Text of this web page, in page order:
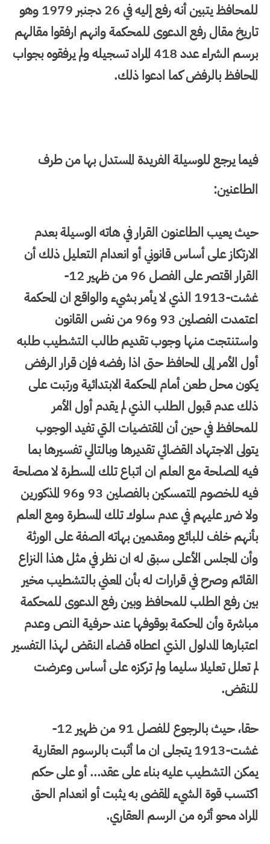
للمحافظ يتبين أنه رفع إليه في 26 دجنبر 1979 وهو
تاريخ مقال رفع الدعوى للمحكمة وانهم ارفقوا مقالهم
برسم الشراء عدد 418 المراد تسجيله ولم يرفقوه بجواب
المحافظ بالرفض كما ادعوا ذلك.
فيما يرجع للوسيلة الفريدة المستدل بها من طرف
الطاعنين:
حيث يعيب الطاعنون القرار في هاته الوسيلة بعدم
الارتكاز على أساس قانوني أو انعدام التعليل ذلك أن
القرار اقتصر على الفصل 96 من ظهير 12-
غشت-1913 الذي لا يأمر بشيء والواقع ان المحكمة
اعتمدت الفصلين 93 و96 من نفس القانون
واستنتجت منها وجوب تقديم طالب التشطيب طلبه
أول الأمر إلى المحافظ حتى اذا رفضه فإن قرار الرفض
يكون محل طعن أمام المحكمة الابتدائية ورتبت على
ذلك عدم قبول الطلب الذي لم يقدم أول الأمر
للمحافظ في حين أن المقتضيات التي تفيد الوجوب
يتولى الاجتهاد القضائي تقديرها وبالتالي تفسيرها بما
فيه المصلحة مع العلم ان اتباع تلك المسطرة لا مصلحة
فيه للخصوم المتمسكين بالفصلين 93 و96 المذكورين
ولا ضرر عليهم في عدم سلوك تلك المسطرة ومع العلم
بأنهم خلف للبائع ومقدمين بهاته الصفة على الورثة
وأن المجلس الأعلى سبق له ان نظر في مثل هذا النزاع
القائم وصرح في قرارات له بأن المعني بالتشطيب مخير
بين رفع الطلب للمحافظ وبين رفع الدعوى للمحكمة
مباشرة وأن المحكمة بوقوفها عند حرفية النص وعدم
اعتبارها المدلول الذي اعطاه قضاء النقض لهذا التفسير
لم تعلل تعليلا سليما ولم تركزه على أساس وعرضت
للنقض.
حقا، حيث بالرجوع للفصل 91 من ظهير 12-
غشت-1913 يتجلى ان ما أثبت بالرسوم العقارية
يمكن التشطيب عليه بناء على عقد... أو على حكم
اكتسب قوة الشيء المقضى به يثبت أو انعدام الحق
المراد محو أثره من الرسم العقاري.